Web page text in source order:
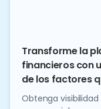
Transforme la
financieros con
de los factores
Obtenga